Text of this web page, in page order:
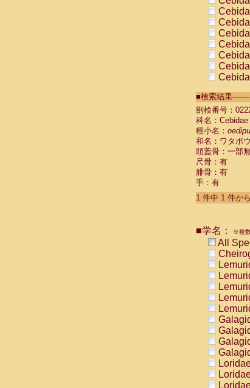
■検索結果
剖検番号：
科名：Cebidae
種小名：
和名：ワタボ
頭蓋骨：一部
尺骨：有
腓骨：有
手：有
1 件中 1 件か
■学名： ※複
All